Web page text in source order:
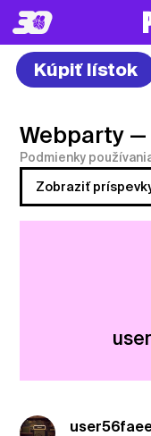
Kúpiť lístok
Webparty —
Podmienky
Zobraziť